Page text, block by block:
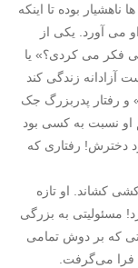
بوده تا اینکه
می آورد. یکی از
فکر می کردی؟» یا
زندگی کند
و رفتار پدربزرگ جک
او نسبت به کسی بود
دخترش! رفتاری که
کشاند. او تازه
مسئولیتی به بزرگی
که بر دوش تمامی
فرا می‌گرفت.